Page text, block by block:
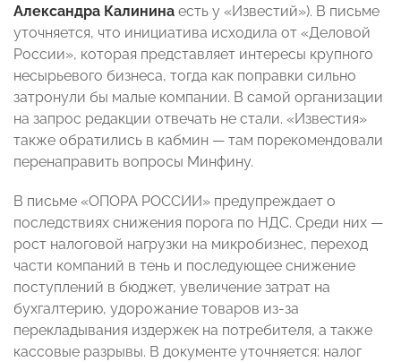
Александра Калинина есть у «Известий»). В письме
уточняется, что инициатива исходила от «Деловой
России», которая представляет интересы крупного
несырьевого бизнеса, тогда как поправки сильно
затронули бы малые компании. В самой организации
на запрос редакции отвечать не стали. «Известия»
также обратились в кабмин — там порекомендовали
перенаправить вопросы Минфину.
В письме «ОПОРА РОССИИ» предупреждает о
последствиях снижения порога по НДС. Среди них —
рост налоговой нагрузки на микробизнес, переход
части компаний в тень и последующее снижение
поступлений в бюджет, увеличение затрат на
бухгалтерию, удорожание товаров из-за
перекладывания издержек на потребителя, а также
кассовые разрывы. В документе уточняется: налог